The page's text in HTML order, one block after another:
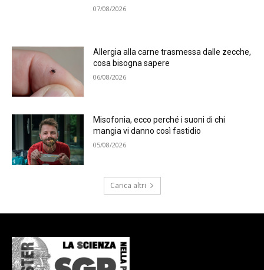
07/08/2026
Allergia alla carne trasmessa dalle zecche,
cosa bisogna sapere
06/08/2026
Misofonia, ecco perché i suoni di chi
mangia vi danno così fastidio
05/08/2026
Carica altri